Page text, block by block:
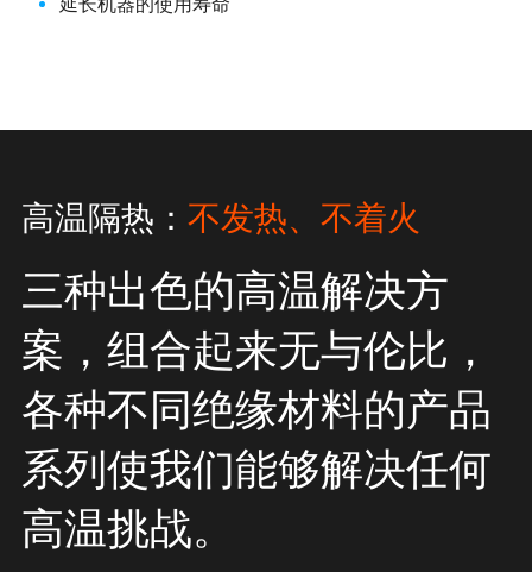
高温隔热： 不发热、不着火
三种出色的高温解决方
案，组合起来无与伦比，
各种不同绝缘材料的产品
系列使我们能够解决任何
高温挑战。